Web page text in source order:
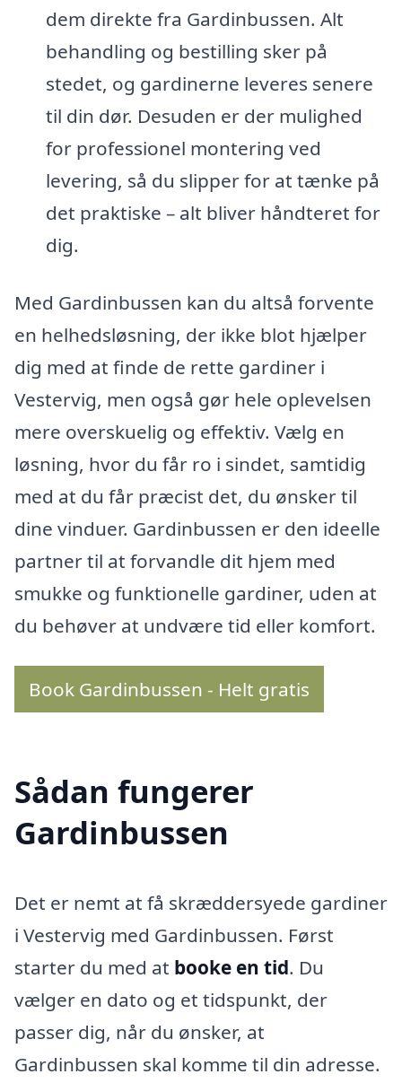
dem direkte fra Gardinbussen. Alt
behandling og bestilling sker på
stedet, og gardinerne leveres senere
til din dør. Desuden er der mulighed
for professionel montering ved
levering, så du slipper for at tænke på
det praktiske – alt bliver håndteret for
dig.
Med Gardinbussen kan du altså forvente
en helhedsløsning, der ikke blot hjælper
dig med at finde de rette gardiner i
Vestervig, men også gør hele oplevelsen
mere overskuelig og effektiv. Vælg en
løsning, hvor du får ro i sindet, samtidig
med at du får præcist det, du ønsker til
dine vinduer. Gardinbussen er den ideelle
partner til at forvandle dit hjem med
smukke og funktionelle gardiner, uden at
du behøver at undvære tid eller komfort.
Book Gardinbussen - Helt gratis
Sådan fungerer
Gardinbussen
Det er nemt at få skræddersyede gardiner
i Vestervig med Gardinbussen. Først
starter du med at booke en tid. Du
vælger en dato og et tidspunkt, der
passer dig, når du ønsker, at
Gardinbussen skal komme til din adresse.